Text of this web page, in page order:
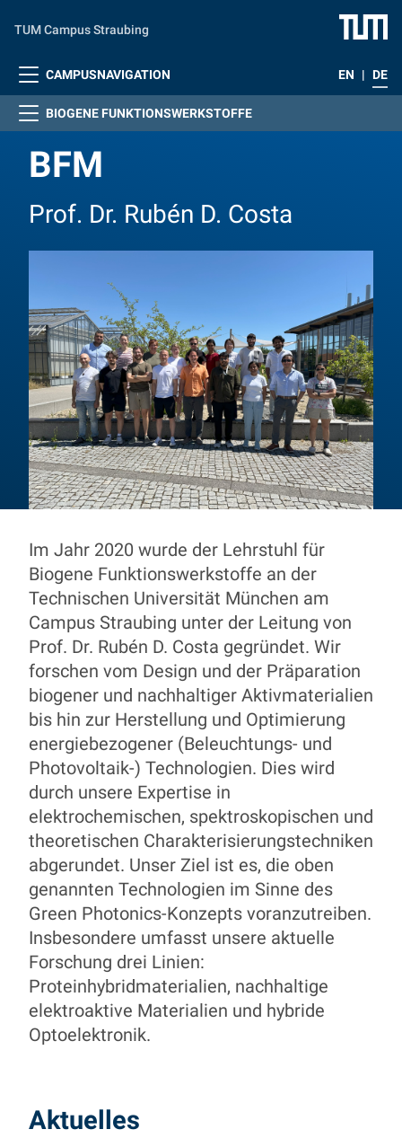
TUM Campus Straubing
CAMPUSNAVIGATION EN | DE
BIOGENE FUNKTIONSWERKSTOFFE
BFM
Prof. Dr. Rubén D. Costa
BFM
Prof. Dr. Rubén D. Costa
Im Jahr 2020 wurde der Lehrstuhl für
Biogene Funktionswerkstoffe an der
Technischen Universität München am
Campus Straubing unter der Leitung von
Prof. Dr. Rubén D. Costa gegründet. Wir
forschen vom Design und der Präparation
biogener und nachhaltiger Aktivmaterialien
bis hin zur Herstellung und Optimierung
energiebezogener (Beleuchtungs- und
Photovoltaik-) Technologien. Dies wird
durch unsere Expertise in
elektrochemischen, spektroskopischen und
theoretischen Charakterisierungstechniken
abgerundet. Unser Ziel ist es, die oben
genannten Technologien im Sinne des
Green Photonics-Konzepts voranzutreiben.
Insbesondere umfasst unsere aktuelle
Forschung drei Linien:
Proteinhybridmaterialien, nachhaltige
elektroaktive Materialien und hybride
Optoelektronik.
Aktuelles